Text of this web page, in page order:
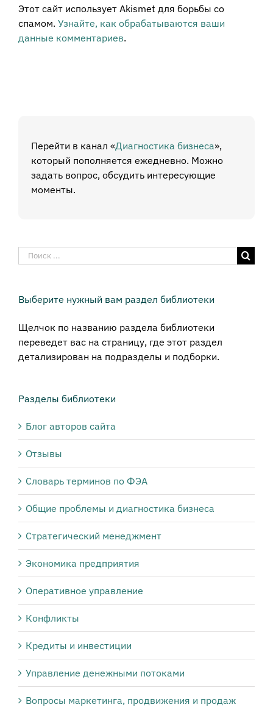
Этот сайт использует Akismet для борьбы со
спамом. Узнайте, как обрабатываются ваши
данные комментариев.
Перейти в канал «Диагностика бизнеса»,
который пополняется ежедневно. Можно
задать вопрос, обсудить интересующие
моменты.
Результат
поиска:
Выберите нужный вам раздел библиотеки
Щелчок по названию раздела библиотеки
переведет вас на страницу, где этот раздел
детализирован на подразделы и подборки.
Разделы библиотеки
Блог авторов сайта
Отзывы
Словарь терминов по ФЭА
Общие проблемы и диагностика бизнеса
Стратегический менеджмент
Экономика предприятия
Оперативное управление
Конфликты
Кредиты и инвестиции
Управление денежными потоками
Вопросы маркетинга, продвижения и продаж